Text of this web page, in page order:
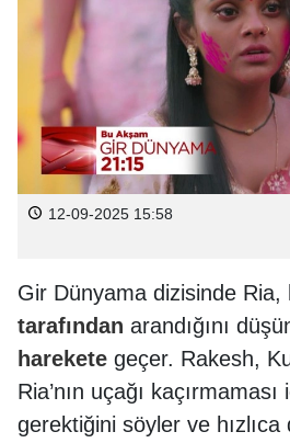
12-09-2025 15:58
Gir Dünyama dizisinde Ria,
tarafından arandığını
harekete geçer. Rakesh,
Ria’nın uçağı
gerektiğini söyler ve hızlıca